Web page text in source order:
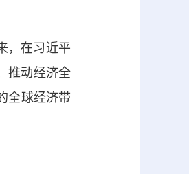
，在习近平
推动经济全
全球经济带